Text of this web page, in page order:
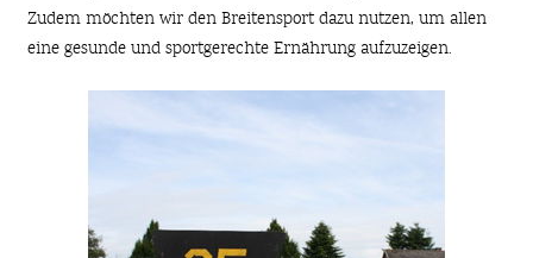
Zudem möchten wir den Breitensport dazu nutzen, um allen
eine gesunde und sportgerechte Ernährung aufzuzeigen.